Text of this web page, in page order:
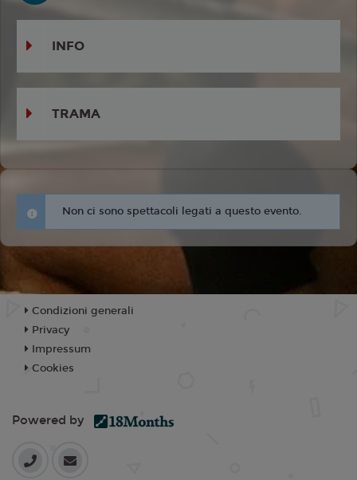
INFO
TRAMA
Non ci sono spettacoli legati a questo evento.
Condizioni generali
Privacy
Impressum
Cookies
Powered by